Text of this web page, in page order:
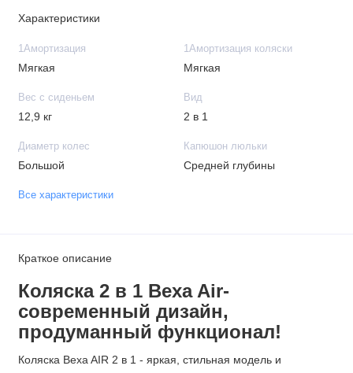
Характеристики
1Амортизация
Мягкая
1Амортизация коляски
Мягкая
Вес с сиденьем
12,9 кг
Вид
2 в 1
Диаметр колес
Большой
Капюшон люльки
Средней глубины
Все характеристики
Краткое описание
Коляска 2 в 1 Bexa Air-
современный дизайн,
продуманный функционал!
Коляска Bexa AIR 2 в 1 - яркая, стильная модель и